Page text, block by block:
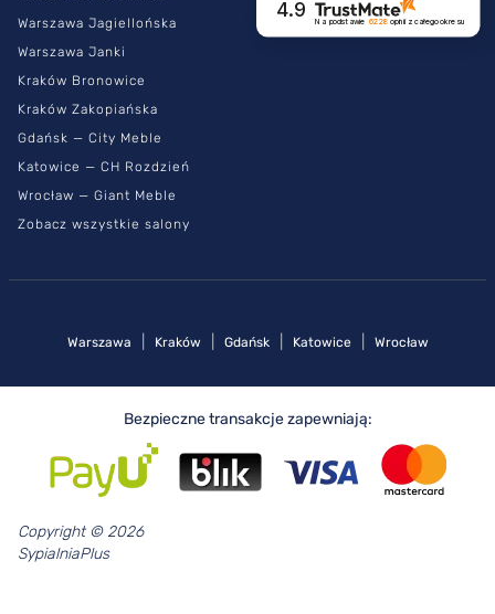
Warszawa Jagiellońska
Warszawa Janki
Kraków Bronowice
Kraków Zakopiańska
Gdańsk — City Meble
Katowice — CH Rozdzień
Wrocław — Giant Meble
Zobacz wszystkie salony
4.9
Na podstawie 6228 opinii z całego okresu
Warszawa Kraków Gdańsk Katowice Wrocław
Bezpieczne transakcje zapewniają:
Copyright © 2026
SypialniaPlus